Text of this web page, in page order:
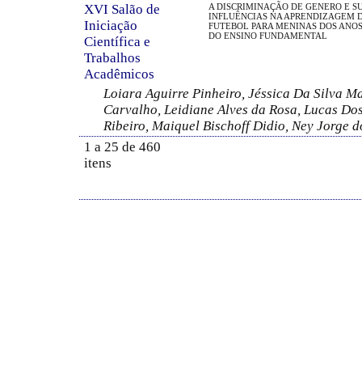
XVI Salão de
Iniciação
Científica e
Trabalhos
Acadêmicos
A DISCRIMINAÇÃO DE GENERO E
INFLUÊNCIAS NA APRENDIZAGEM
FUTEBOL PARA MENINAS DOS
DO ENSINO FUNDAMENTAL
Loiara Aguirre Pinheiro, Jéssica Da Silva
Carvalho, Leidiane Alves da Rosa, Lucas
Ribeiro, Maiquel Bischoff Didio, Ney Jorge
1 a 25 de 460
itens